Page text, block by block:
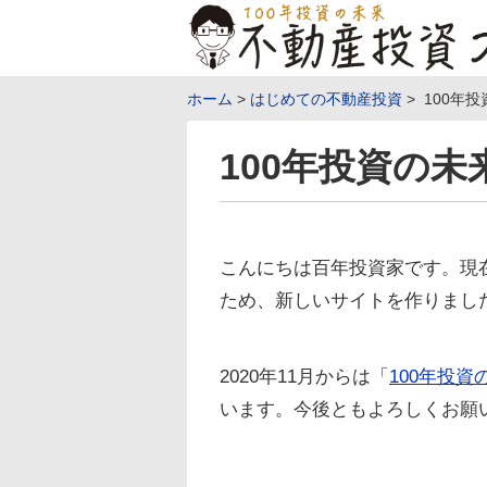
ホーム はじめての不動産投資 100年投
100年投資の未
こんにちは百年投資家です。
ため、新しいサイトを作りまし
2020年11月からは「 100年投資
います。今後ともよろしくお願